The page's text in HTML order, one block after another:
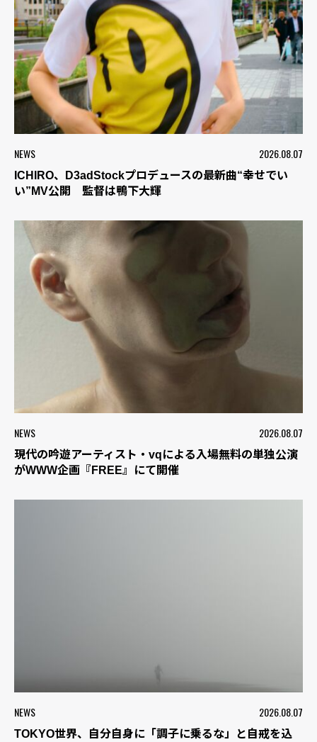
NEWS 2026.08.07
ICHIRO、D3adStockプロデュースの最新曲“幸せでい
い”MV公開 監督は鴨下大輝
NEWS 2026.08.07
現代の吟遊アーティスト・vqによる入場無料の単独公演
がWWW企画『FREE』にて開催
NEWS 2026.08.07
TOKYO世界、自分自身に「調子に乗るな」と自戒を込